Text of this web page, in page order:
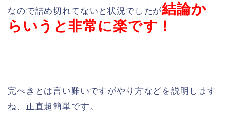
なので詰め切れてないと状況でしたが結論か
らいうと非常に楽です！
完ぺきとは言い難いですがやり方などを説明します
ね、正直超簡単です。